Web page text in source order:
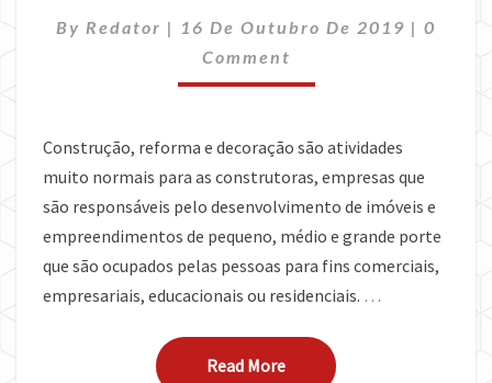
DECORAÇÃO
By Redator | 16 De Outubro De 2019 | 0
Comment
Construção, reforma e decoração são atividades
muito normais para as construtoras, empresas que
são responsáveis pelo desenvolvimento de imóveis e
empreendimentos de pequeno, médio e grande porte
que são ocupados pelas pessoas para fins comerciais,
empresariais, educacionais ou residenciais. …
Read MoreRead More